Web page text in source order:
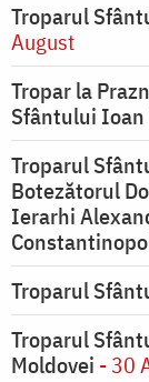
Troparul
August
Tropar la
Sfântului
Troparul
Botezătorul
Ierarhi
Troparul
Troparul
Moldovei - 30